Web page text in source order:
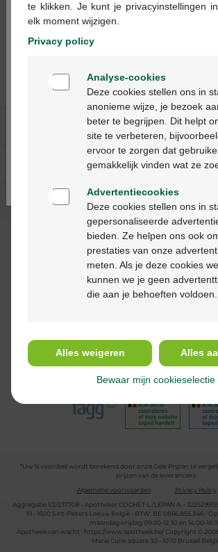
€ 39,99
Carmenthin
maagsapresistentie
Onze diensten
Over Multipharma
Hulp & contact
Betaalmethodes
*Uw % voordeel wordt berekend door onze Gele Prijzen te
prijzen van de leveranciers
Algemene voorwaarden
Privacy Policy
Aggregatie 1/2/237708 - Apotheker COCHET L./LEPAN A. -
19 - 1600 Sint-Pieters-Leeuw België - BTW: BE 0866.855.346 -
maandag-vrijdag 09:00-12:30 en 14:00-
Apotheek van wacht :
https://www.apotheek.be/Copyright ©
Marie Curie square 30 - 1070 Brussel
Bienvenue
Ga verder in het
Continuez en français
te klikken. Je kunt je privacyinstellingen
elk moment wijzigen.
Privacy policy
Analyse-cookies
Deze cookies stellen ons in
anonieme wijze, je bezoek
beter te begrijpen. Dit helpt
site te verbeteren,
ervoor te zorgen dat
gemakkelijk vinden wat ze
Advertentiecookies
Deze cookies stellen ons in
gepersonaliseerde
bieden. Ze helpen ons ook
prestaties van onze
meten. Als je deze cookies
kunnen we je geen
die aan je behoeften voldoen.
Alles weigeren Alles
Bewaar mijn cookieselectie